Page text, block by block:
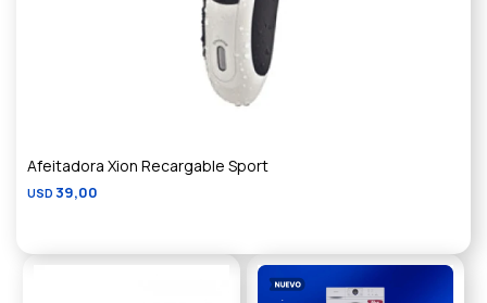
Afeitadora Xion Recargable Sport
USD 39,00